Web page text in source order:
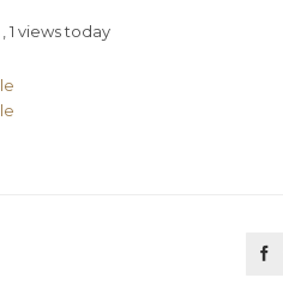
, 1 views today
